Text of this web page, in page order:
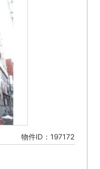
物件ID：197172